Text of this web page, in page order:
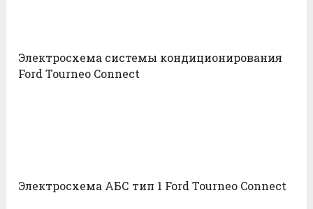
Электросхема системы кондиционирования
Ford Tourneo Connect
Электросхема АБС тип 1 Ford Tourneo Connect